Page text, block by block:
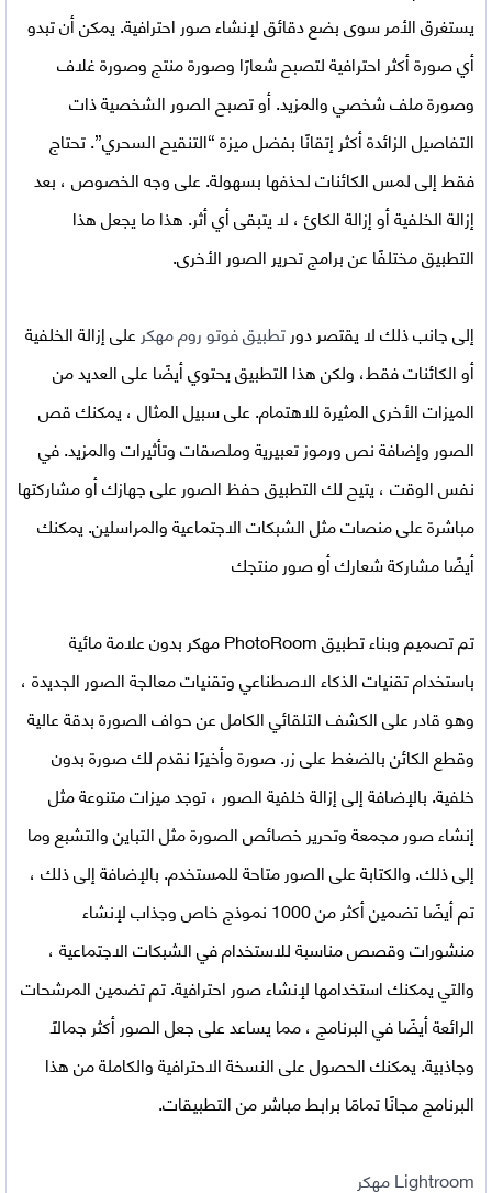
يستغرق الأمر سوى بضع دقائق لإنشاء صور احترافية. يمكن أن تبدو
أي صورة أكثر احترافية لتصبح شعارًا وصورة منتج وصورة غلاف
وصورة ملف شخصي والمزيد. أو تصبح الصور الشخصية ذات
التفاصيل الزائدة أكثر إتقانًا بفضل ميزة “التنقيح السحري”. تحتاج
فقط إلى لمس الكائنات لحذفها بسهولة. على وجه الخصوص ، بعد
إزالة الخلفية أو إزالة الكائ ، لا يتبقى أي أثر. هذا ما يجعل هذا
التطبيق مختلفًا عن برامج تحرير الصور الأخرى.
إلى جانب ذلك لا يقتصر دورتطبيق فوتو روم مهكرعلى إزالة الخلفية
أو الكائنات فقط، ولكن هذا التطبيق يحتوي أيضًا على العديد من
الميزات الأخرى المثيرة للاهتمام. على سبيل المثال ، يمكنك قص
الصور وإضافة نص ورموز تعبيرية وملصقات وتأثيرات والمزيد. في
نفس الوقت ، يتيح لك التطبيق حفظ الصور على جهازك أو مشاركتها
مباشرة على منصات مثل الشبكات الاجتماعية والمراسلين. يمكنك
أيضًا مشاركة شعارك أو صور منتجك
تم تصميم وبناءتطبيق PhotoRoom مهكر بدون علامة مائية
باستخدام تقنيات الذكاء الاصطناعي وتقنيات معالجة الصور الجديدة ،
وهو قادر على الكشف التلقائي الكامل عن حواف الصورة بدقة عالية
وقطع الكائن بالضغط على زر. صورة وأخيرًا نقدم لك صورة بدون
خلفية. بالإضافة إلى إزالة خلفية الصور ، توجد ميزات متنوعة مثل
إنشاء صور مجمعة وتحرير خصائص الصورة مثل التباين والتشبع وما
إلى ذلك. والكتابة على الصور متاحة للمستخدم. بالإضافة إلى ذلك ،
تم أيضًا تضمين أكثر من 1000 نموذج خاص وجذاب لإنشاء
منشورات وقصص مناسبة للاستخدام في الشبكات الاجتماعية ،
والتي يمكنك استخدامها لإنشاء صور احترافية. تم تضمين المرشحات
الرائعة أيضًا في البرنامج ، مما يساعد على جعل الصور أكثر جمالًا
وجاذبية. يمكنك الحصول على النسخة الاحترافية والكاملة من هذا
البرنامج مجانًا تمامًا برابط مباشر من التطبيقات.
Lightroom مهكر